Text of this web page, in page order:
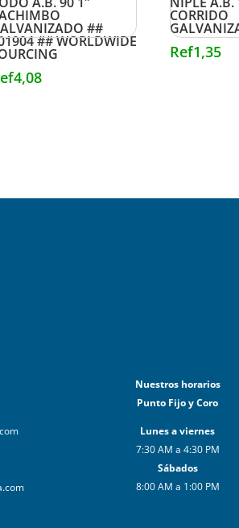
##
## WORLDWIDE
4,08
CORRIDO
Ref1,35
Nuestros horarios
Punto Fijo y Coro
Lunes a viernes
7:30 AM a 4:30 PM
Sábados
8:00 AM a 1:00 PM